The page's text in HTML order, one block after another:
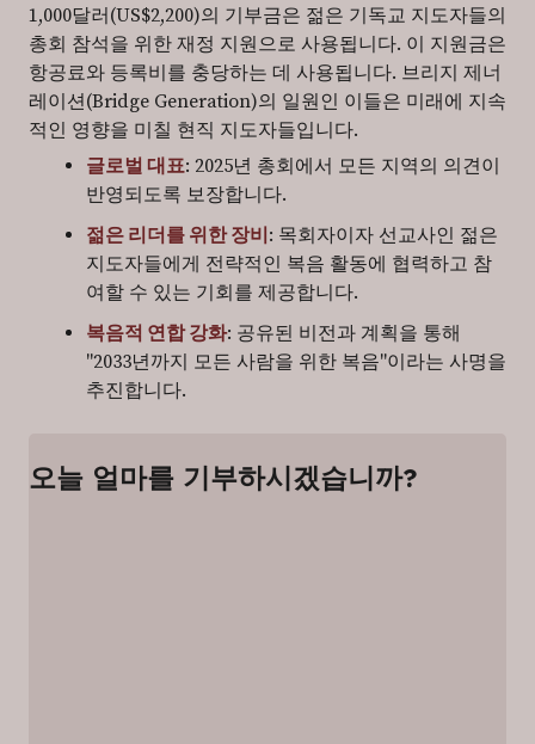
1,000달러(US$2,200)의 기부금은 젊은 기독교 지도자들의
총회 참석을 위한 재정 지원으로 사용됩니다. 이 지원금은
항공료와 등록비를 충당하는 데 사용됩니다. 브리지 제너
레이션(Bridge Generation)의 일원인 이들은 미래에 지속
적인 영향을 미칠 현직 지도자들입니다.
글로벌 대표: 2025년 총회에서 모든 지역의 의견이
반영되도록 보장합니다.
젊은 리더를 위한 장비 : 목회자이자 선교사인 젊은
지도자들에게 전략적인 복음 활동에 협력하고 참
여할 수 있는 기회를 제공합니다.
복음적 연합 강화: 공유된 비전과 계획을 통해
"2033년까지 모든 사람을 위한 복음"이라는 사명을
추진합니다.
오늘 얼마를 기부하시겠습니까?